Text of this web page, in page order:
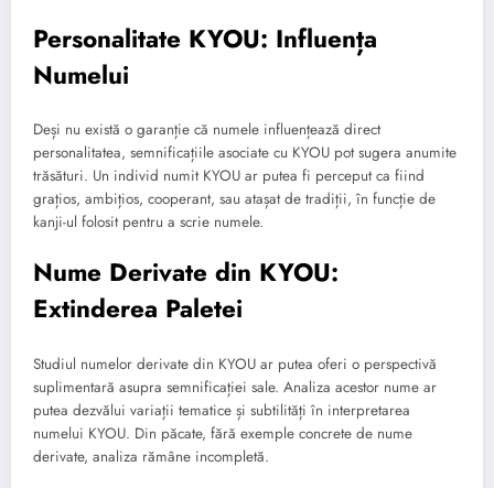
Personalitate KYOU: Influența
Numelui
Deși nu există o garanție că numele influențează direct
personalitatea, semnificațiile asociate cu KYOU pot sugera anumite
trăsături. Un individ numit KYOU ar putea fi perceput ca fiind
grațios, ambițios, cooperant, sau atașat de tradiții, în funcție de
kanji-ul folosit pentru a scrie numele.
Nume Derivate din KYOU:
Extinderea Paletei
Studiul numelor derivate din KYOU ar putea oferi o perspectivă
suplimentară asupra semnificației sale. Analiza acestor nume ar
putea dezvălui variații tematice și subtilități în interpretarea
numelui KYOU. Din păcate, fără exemple concrete de nume
derivate, analiza rămâne incompletă.